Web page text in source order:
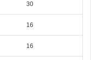
0
0
0
30
16
16